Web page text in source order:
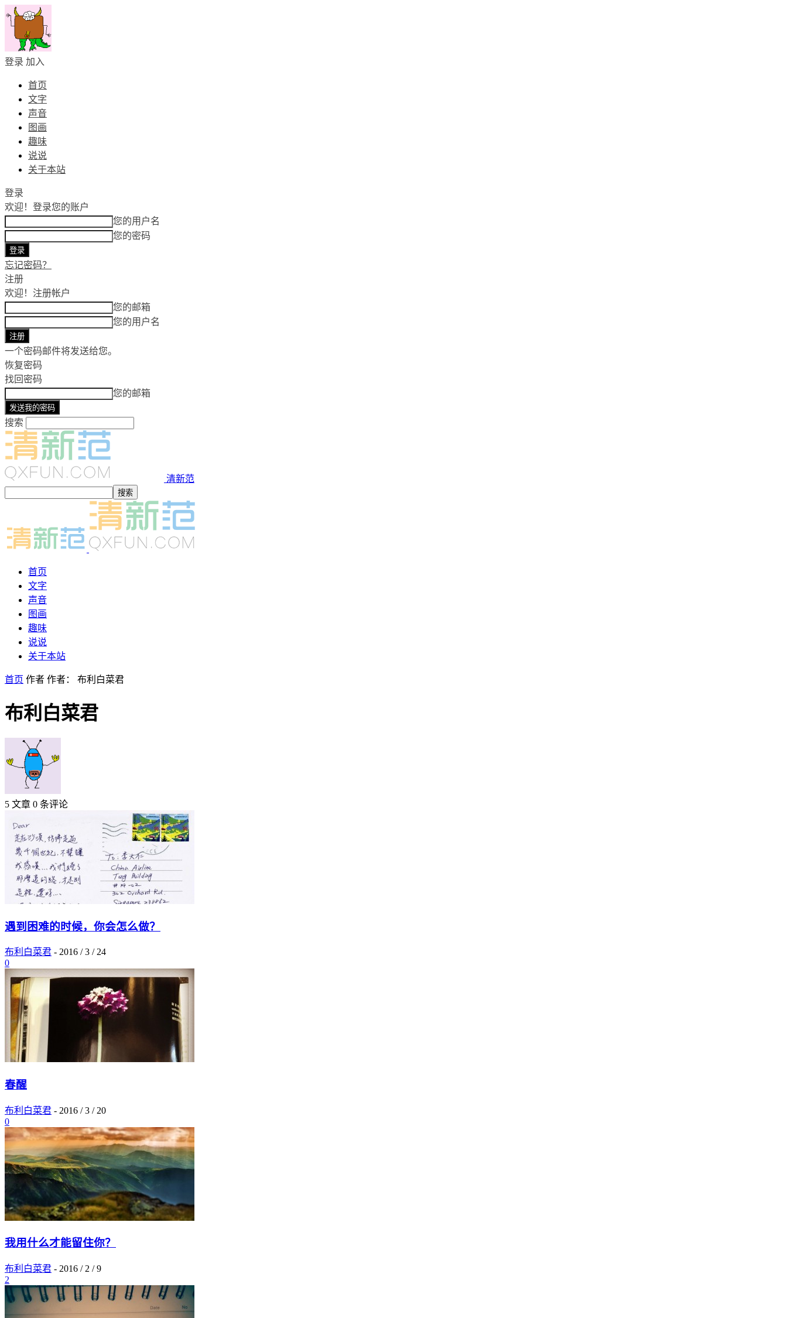
登录 加入
首页
文字
声音
图画
趣味
说说
关于本站
登录
欢迎！ 登录您的账户
您的用户名
您的密码
忘记密码？
注册
欢迎！ 注册帐户
您的邮箱
您的用户名
一个密码邮件将发送给您。
恢复密码
找回密码
您的邮箱
搜索
清新范
首页
文字
声音
图画
趣味
说说
关于本站
首页 作者 作者： 布利白菜君
布利白菜君
5 文章 0 条评论
遇到困难的时候，你会怎么做？
布利白菜君 - 2016 / 3 / 24
0
春醒
布利白菜君 - 2016 / 3 / 20
0
我用什么才能留住你？
布利白菜君 - 2016 / 2 / 9
2